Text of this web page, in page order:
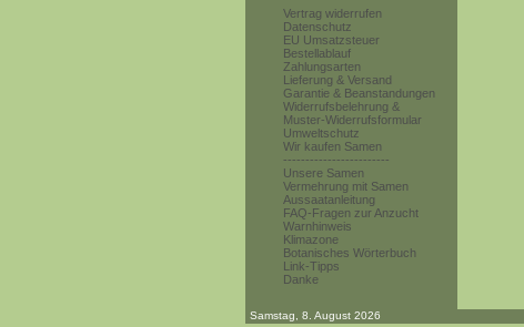
Vertrag widerrufen
Datenschutz
EU Umsatzsteuer
Bestellablauf
Zahlungsarten
Lieferung & Versand
Garantie & Beanstandungen
Widerrufsbelehrung &
Muster-Widerrufsformular
Umweltschutz
Wir kaufen Samen
------------------------
Unsere Samen
Vermehrung mit Samen
Aussaatanleitung
FAQ-Fragen zur Anzucht
Warnhinweis
Klimazone
Botanisches Wörterbuch
Link-Tipps
Danke
Samstag, 8. August 2026